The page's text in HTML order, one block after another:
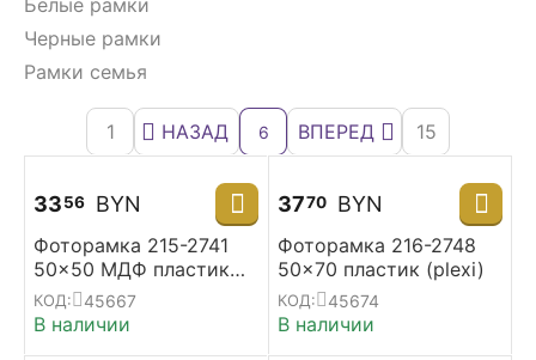
Белые рамки
Черные рамки
Рамки семья
1 НАЗАД 6 ВПЕРЕД 15
3356 BYN
Фоторамка 215-2741
50x50 МДФ пластик
(plexi)
КОД: 45667
В наличии
3770 BYN
Фоторамка 216-2748
50x70 пластик (plexi)
КОД: 45674
В наличии